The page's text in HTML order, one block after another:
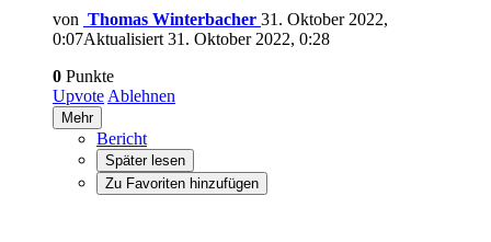
von Thomas Winterbacher 31. Oktober 2022,
0:07Aktualisiert 31. Oktober 2022, 0:28
0 Punkte
Upvote Ablehnen
Mehr
Bericht
Später lesen
Zu Favoriten hinzufügen